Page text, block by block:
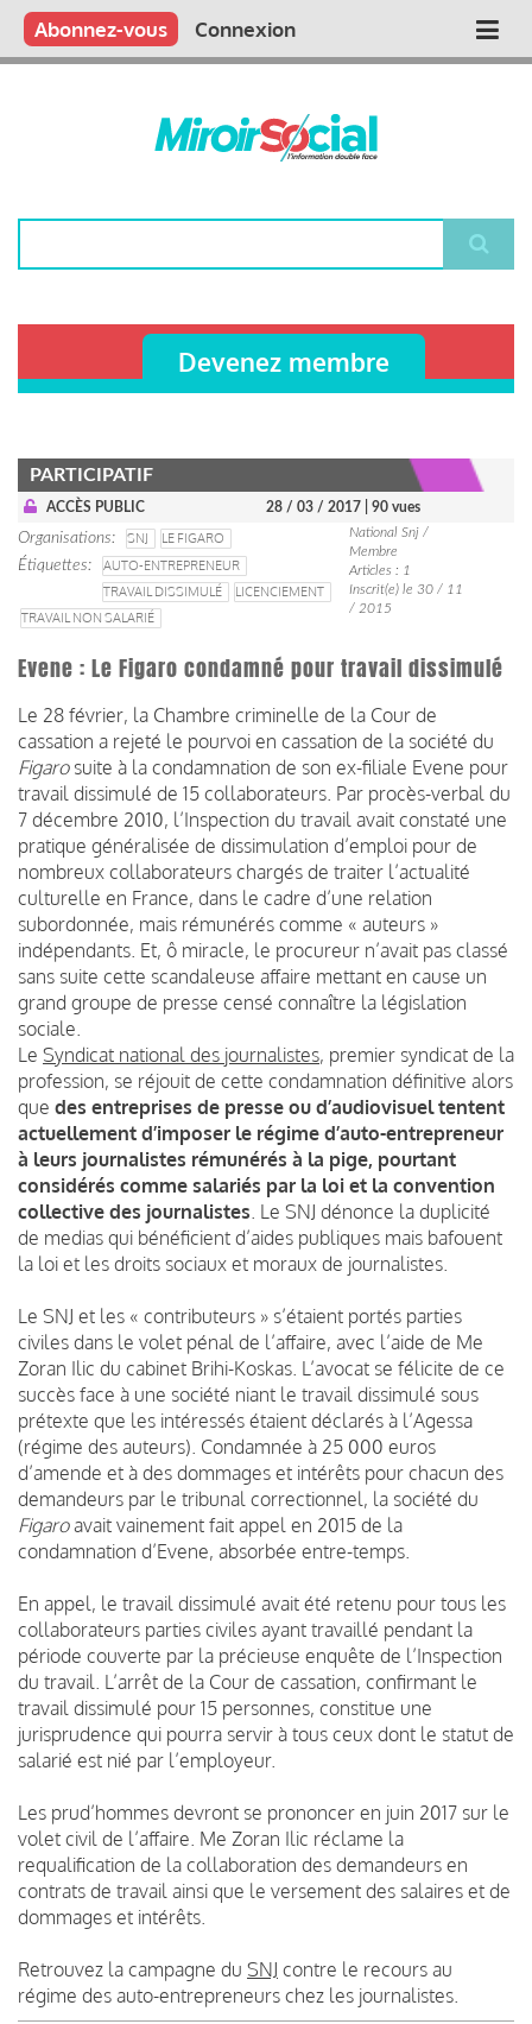
Aller
contenu
Main
Qui sommes nous ?
Vous publiez
Nous publions
Contactez-nous
Abonnez-vous Connexion
Devenez membre
PARTICIPATIF
ACCÈS PUBLIC 28 / 03 / 2017 | 90 vues
Organisations SNJ
LE FIGARO
Étiquettes
AUTO-ENTREPRENEUR
TRAVAIL DISSIMULÉ
LICENCIEMENT
TRAVAIL NON SALARIÉ
National Snj /
Membre
Articles : 1
Inscrit(e) le 30 / 11
/ 2015
Evene : Le Figaro condamné pour travail dissimulé
Le 28 février, la Chambre criminelle de la Cour de
cassation a rejeté le pourvoi en cassation de la société du
Figarosuite à la condamnation de son ex-filiale Evene pour
travail dissimulé de 15 collaborateurs. Par procès-verbal du
7 décembre 2010, l’Inspection du travail avait constaté une
pratique généralisée de dissimulation d’emploi pour de
nombreux collaborateurs chargés de traiter l’actualité
culturelle en France, dans le cadre d’une relation
subordonnée, mais rémunérés comme « auteurs »
indépendants. Et, ô miracle, le procureur n’avait pas classé
sans suite cette scandaleuse affaire mettant en cause un
grand groupe de presse censé connaître la législation
sociale.
Le Syndicat national des journalistes, premier syndicat de la
profession, se réjouit de cette condamnation définitive alors
que des entreprises de presse ou d’audiovisuel tentent
actuellement d’imposer le régime d’auto-entrepreneur
à leurs journalistes rémunérés à la pige, pourtant
considérés comme salariés par la loi et la convention
collective des journalistes . Le SNJ dénonce la duplicité
de medias qui bénéficient d’aides publiques mais bafouent
la loi et les droits sociaux et moraux de journalistes.
Le SNJ et les « contributeurs » s’étaient portés parties
civiles dans le volet pénal de l’affaire, avec l’aide de Me
Zoran Ilic du cabinet Brihi-Koskas. L’avocat se félicite de ce
succès face à une société niant le travail dissimulé sous
prétexte que les intéressés étaient déclarés à l’Agessa
(régime des auteurs). Condamnée à 25 000 euros
d’amende et à des dommages et intérêts pour chacun des
demandeurs par le tribunal correctionnel, la société du
Figaroavait vainement fait appel en 2015 de la
condamnation d’Evene, absorbée entre-temps.
En appel, le travail dissimulé avait été retenu pour tous les
collaborateurs parties civiles ayant travaillé pendant la
période couverte par la précieuse enquête de l’Inspection
du travail. L’arrêt de la Cour de cassation, confirmant le
travail dissimulé pour 15 personnes, constitue une
jurisprudence qui pourra servir à tous ceux dont le statut de
salarié est nié par l’employeur.
Les prud’hommes devront se prononcer en juin 2017 sur le
volet civil de l’affaire. Me Zoran Ilic réclame la
requalification de la collaboration des demandeurs en
contrats de travail ainsi que le versement des salaires et de
dommages et intérêts.
Retrouvez la campagne du SNJ contre le recours au
régime des auto-entrepreneurs chez les journalistes.